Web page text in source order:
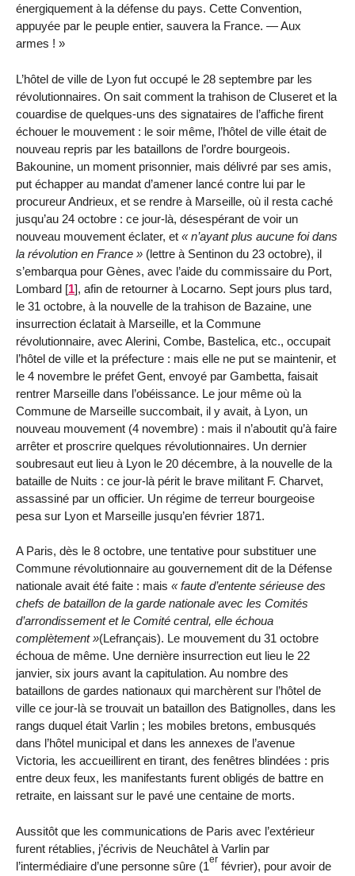
énergiquement à la défense du pays. Cette Convention,
appuyée par le peuple entier, sauvera la France. — Aux
armes !
L’hôtel de ville de Lyon fut occupé le 28 septembre par les
révolutionnaires. On sait comment la trahison de Cluseret et la
couardise de quelques-uns des signataires de l’affiche firent
échouer le mouvement : le soir même, l’hôtel de ville était de
nouveau repris par les bataillons de l’ordre bourgeois.
Bakounine, un moment prisonnier, mais délivré par ses amis,
put échapper au mandat d’amener lancé contre lui par le
procureur Andrieux, et se rendre à Marseille, où il resta caché
jusqu’au 24 octobre : ce jour-là, désespérant de voir un
nouveau mouvement éclater, et
n’ayant plus aucune foi dans
la révolution en France
(lettre à Sentinon du 23 octobre), il
s’embarqua pour Gènes, avec l’aide du commissaire du Port,
Lombard [1], afin de retourner à Locarno. Sept jours plus tard,
le 31 octobre, à la nouvelle de la trahison de Bazaine, une
insurrection éclatait à Marseille, et la Commune
révolutionnaire, avec Alerini, Combe, Bastelica, etc., occupait
l’hôtel de ville et la préfecture : mais elle ne put se maintenir, et
le 4 novembre le préfet Gent, envoyé par Gambetta, faisait
rentrer Marseille dans l’obéissance. Le jour même où la
Commune de Marseille succombait, il y avait, à Lyon, un
nouveau mouvement (4 novembre) : mais il n’aboutit qu’à faire
arrêter et proscrire quelques révolutionnaires. Un dernier
soubresaut eut lieu à Lyon le 20 décembre, à la nouvelle de la
bataille de Nuits : ce jour-là périt le brave militant F. Charvet,
assassiné par un officier. Un régime de terreur bourgeoise
pesa sur Lyon et Marseille jusqu’en février 1871.
A Paris, dès le 8 octobre, une tentative pour substituer une
Commune révolutionnaire au gouvernement dit de la Défense
nationale avait été faite : mais
faute d’entente sérieuse des
chefs de bataillon de la garde nationale avec les Comités
d’arrondissement et le Comité central, elle échoua
complètement
(Lefrançais). Le mouvement du 31 octobre
échoua de même. Une dernière insurrection eut lieu le 22
janvier, six jours avant la capitulation. Au nombre des
bataillons de gardes nationaux qui marchèrent sur l’hôtel de
ville ce jour-là se trouvait un bataillon des Batignolles, dans les
rangs duquel était Varlin ; les mobiles bretons, embusqués
dans l’hôtel municipal et dans les annexes de l’avenue
Victoria, les accueillirent en tirant, des fenêtres blindées : pris
entre deux feux, les manifestants furent obligés de battre en
retraite, en laissant sur le pavé une centaine de morts.
Aussitôt que les communications de Paris avec l’extérieur
furent rétablies, j’écrivis de Neuchâtel à Varlin par
l’intermédiaire d’une personne sûre (1er février), pour avoir de